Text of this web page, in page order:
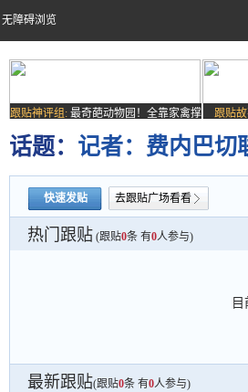
无障碍浏览
跟贴神评组: 最奇葩动物园！全靠家禽撑
场子
跟贴
话题： 记者：费内巴切
快速发贴 去跟贴广场看看
热门跟贴 (跟贴0条 有0人参与)
最新跟贴(跟贴0条 有0人参与)